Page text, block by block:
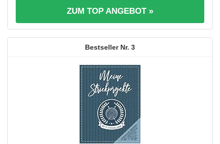
ZUM TOP ANGEBOT »
3